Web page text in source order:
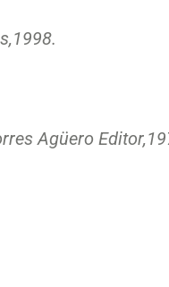
1998.
Agüero Editor,